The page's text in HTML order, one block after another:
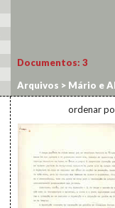
Documentos: 3
Arquivos > Mário e
ordenar